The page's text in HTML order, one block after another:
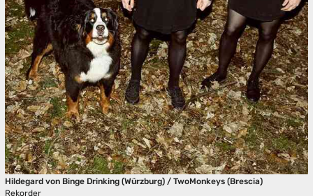
Hildegard von Binge Drinking (Würzburg) / TwoMonkeys (Brescia)
Rekorder